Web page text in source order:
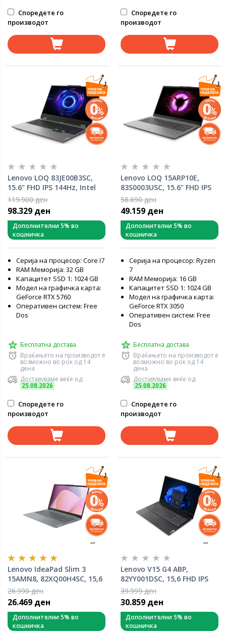
Споредете го
производот
Споредете го
производот
Lenovo LOQ 83JE00B3SC,
15.6" FHD IPS 144Hz, Intel
Core i7-13650HX, 32GB
RAM, 1TB PCIe NVMe SSD,
NVIDIA GeForce RTX 5070,
Free DOS, лаптоп
119.900 ден
98.329 ден
Дополнителни 5% во
кошничка
Серија на процесор: Core I7
RAM Меморија: 32 GB
Капацитет SSD 1: 1024 GB
Модел на графичка карта:
GeForce RTX 5760
Оперативен систем: Free
Dos
Бесплатна достава
Враќањето на производот е
возможно во рок од 14
дена
Доставуваме веќе од
25.08.2026
Споредете го
производот
Lenovo LOQ 15ARP10E,
83S0003USC, 15.6" FHD IPS
144Hz, AMD Ryzen 7
7735HS, 16GB RAM, 1TB
SSD, Nivdia GeForce RTX
3050, Free DOS, лаптоп
58.690 ден
49.159 ден
Дополнителни 5% во
кошничка
Серија на процесор: Ryzen
7
RAM Меморија: 16 GB
Капацитет SSD 1: 1024 GB
Модел на графичка карта:
GeForce RTX 3050
Оперативен систем: Free
Dos
Бесплатна достава
Враќањето на производот е
возможно во рок од 14
дена
Доставуваме веќе од
25.08.2026
Споредете го
производот
Lenovo IdeaPad Slim 3
15AMN8, 82XQ00H4SC, 15,6
FHD IPS 300nits, AMD Ryzen
5 7520U, 16GB RAM, 512GB
PCIe NVMe SSD, AMD
Radeon 610M, Free DOS,
лаптоп
26.990 ден
26.469 ден
Дополнителни 5% во
кошничка
Lenovo V15 G4 ABP,
82YY001DSC, 15,6 FHD IPS
300nits, AMD Ryzen 7
7730U, 16GB RAM, 512GB
PCIe NVMe SSD, AMD
Radeon Graphics, Free DOS,
лаптоп
39.999 ден
30.859 ден
Дополнителни 5% во
кошничка